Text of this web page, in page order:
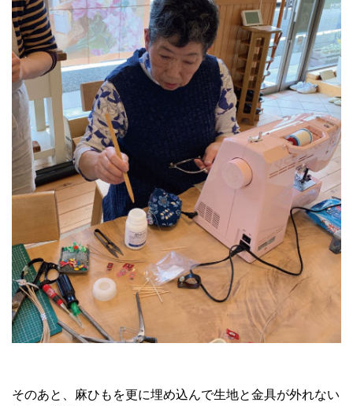
そのあと、麻ひもを更に埋め込んで生地と金具が外れない